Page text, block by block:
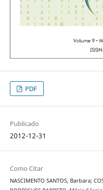
PDF
Publicado
2012-12-31
Como Citar
NASCIMENTO SANTOS, Barbara;